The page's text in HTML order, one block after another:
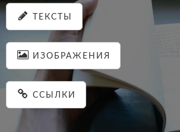
ТЕКСТЫ
ИЗОБРАЖЕНИЯ
ССЫЛКИ